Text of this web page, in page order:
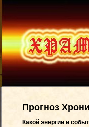
Прогноз
Какой энергии и